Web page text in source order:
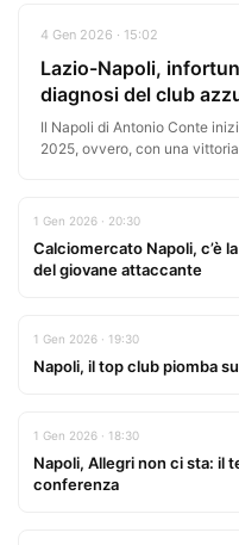
4 Gen 2026 · 15:02
Lazio-Napoli,
diagnosi del club
Il Napoli di Antonio Conte
2025, ovvero, con una
1 Gen 2026 · 20:30
Calciomercato Napoli, c’è
del giovane attaccante
1 Gen 2026 · 19:30
Napoli, il top club piomba
1 Gen 2026 · 18:30
Napoli, Allegri non ci sta: il
conferenza